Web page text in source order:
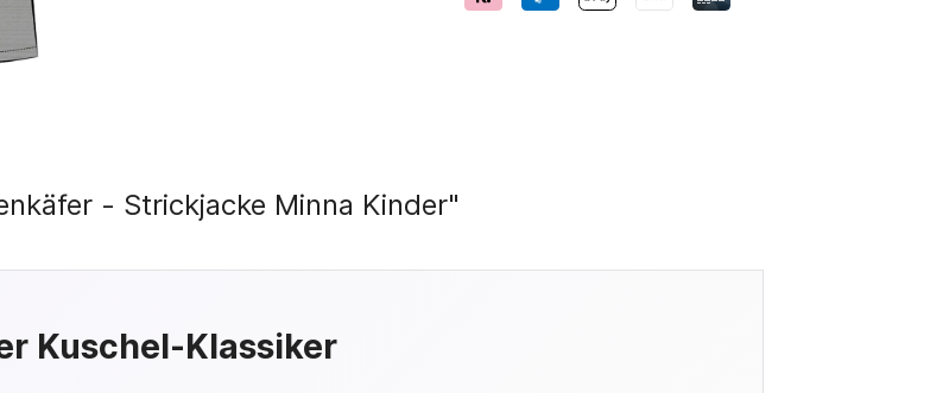
- Strickjacke Minna Kinder"
Kuschel-Klassiker